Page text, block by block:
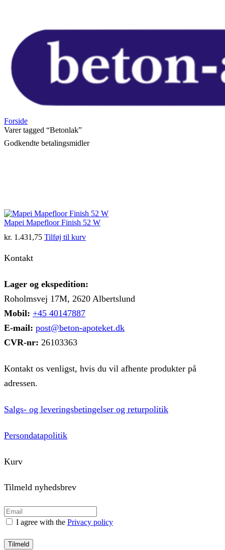
Forside
Varer tagged “Betonlak”
Godkendte betalingsmidler
Mapei Mapefloor Finish 52 W
kr. 1.431,75 Tilføj til kurv
Kontakt
Lager og ekspedition:
Roholmsvej 17M, 2620 Albertslund
Mobil: +45 40147887
E-mail: post@beton-apoteket.dk
CVR-nr: 26103363
Kontakt os venligst, hvis du vil afhente produkter på
adressen.
Salgs- og leveringsbetingelser og returpolitik
Persondatapolitik
Kurv
Tilmeld nyhedsbrev
I agree with the Privacy policy
Tilmeld